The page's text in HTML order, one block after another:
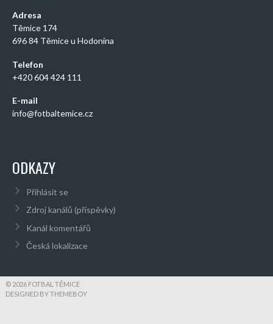
Adresa
Těmice 174
696 84 Těmice u Hodonína
Telefon
+420 604 424 111
E-mail
info@fotbaltemice.cz
ODKAZY
Přihlásit se
Zdroj kanálů (příspěvky)
Kanál komentářů
Česká lokalizace
© 2026 FOTBAL TĚMICE
DESIGNED BY THEMEBOY